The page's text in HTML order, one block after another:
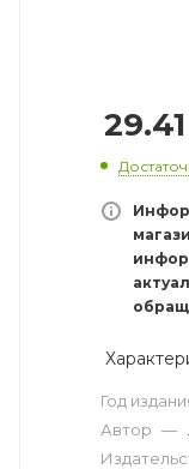
29.41
Год
Автор —